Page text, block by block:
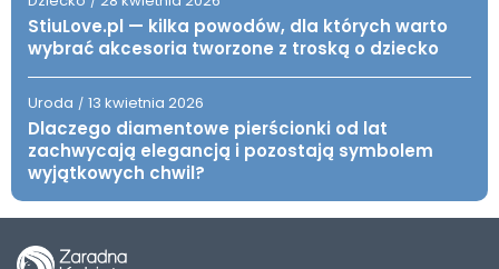
StiuLove.pl — kilka powodów, dla których warto
wybrać akcesoria tworzone z troską o dziecko
Uroda / 13 kwietnia 2026
Dlaczego diamentowe pierścionki od lat
zachwycają elegancją i pozostają symbolem
wyjątkowych chwil?